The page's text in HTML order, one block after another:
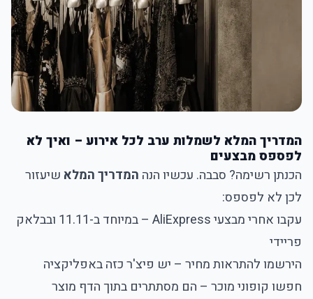
המדריך המלא לשמלות ערב לכל אירוע – ואיך לא
לפספס מבצעים
הכנתן רשימה? סבבה. עכשיו הנה המדריך המלאשיעזור
לכן לא לפספס:
עקבו אחרי מבצעי AliExpress – במיוחד ב-11.11 ובבלאק
פריידי
הירשמו להתראות מחיר – יש פיצ'ר כזה באפליקציה
חפשו קופוני מוכר – הם מסתתרים בתוך הדף מוצר